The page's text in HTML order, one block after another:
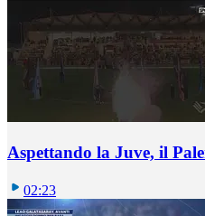
Aspettando la Juve, il
02:23